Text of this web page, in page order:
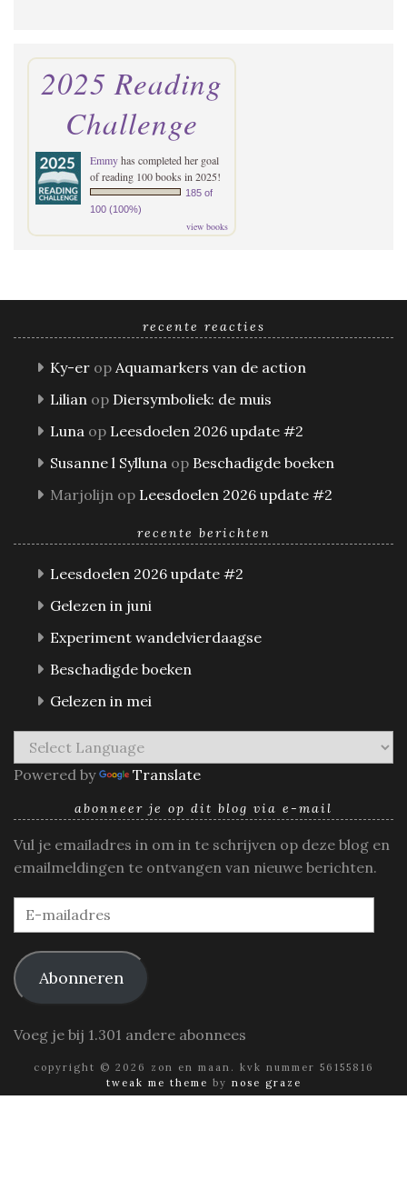
2025 Reading
Challenge
Emmyhas completed her goal
of reading 100 books in 2025!
185 of
100 (100%)
view books
recente reacties
Ky-er op Aquamarkers van de action
Lilian op Diersymboliek: de muis
Luna op Leesdoelen 2026 update #2
Susanne l Sylluna op Beschadigde boeken
Marjolijn op Leesdoelen 2026 update #2
recente berichten
Leesdoelen 2026 update #2
Gelezen in juni
Experiment wandelvierdaagse
Beschadigde boeken
Gelezen in mei
Powered by Translate
abonneer je op dit blog via e-mail
Vul je emailadres in om in te schrijven op deze blog en
emailmeldingen te ontvangen van nieuwe berichten.
E-
mailadres
Abonneren
Voeg je bij 1.301 andere abonnees
copyright © 2026 zon en maan. kvk nummer 56155816
tweak me theme by nose graze